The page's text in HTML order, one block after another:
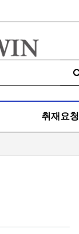
취재요청